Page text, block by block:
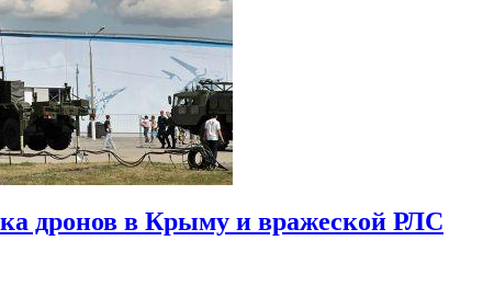
дронов в Крыму и вражеской РЛС